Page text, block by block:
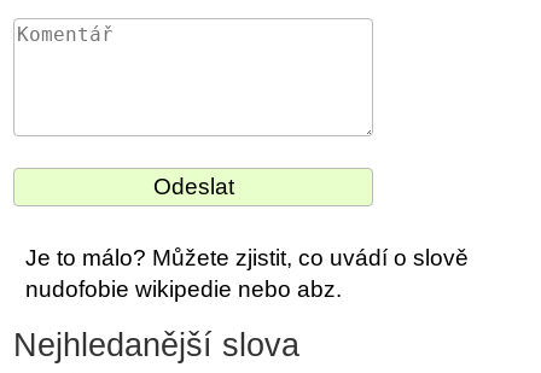
Je to málo? Můžete zjistit, co uvádí o slově
nudofobie wikipedie nebo abz.
Nejhledanější slova